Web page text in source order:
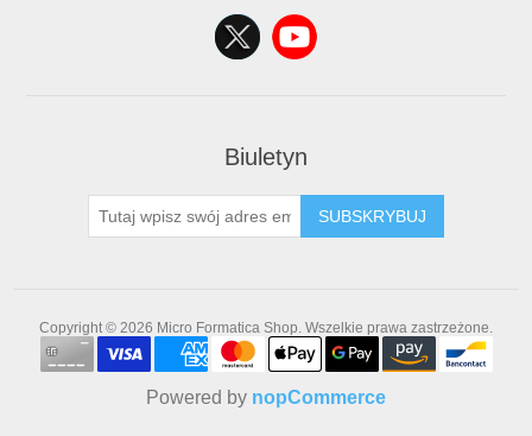
Biuletyn
SUBSKRYBUJ
Copyright © 2026 Micro Formatica Shop. Wszelkie prawa zastrzeżone.
Powered by nopCommerce